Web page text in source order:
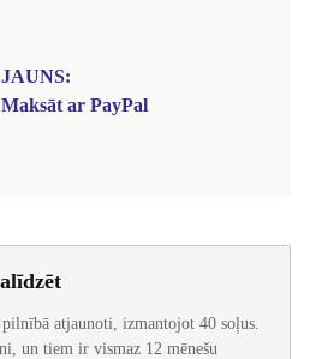
JAUNS:
Maksāt ar PayPal
atjaunoti, izmantojot 40 soļus.
un tiem ir vismaz 12 mēnešu